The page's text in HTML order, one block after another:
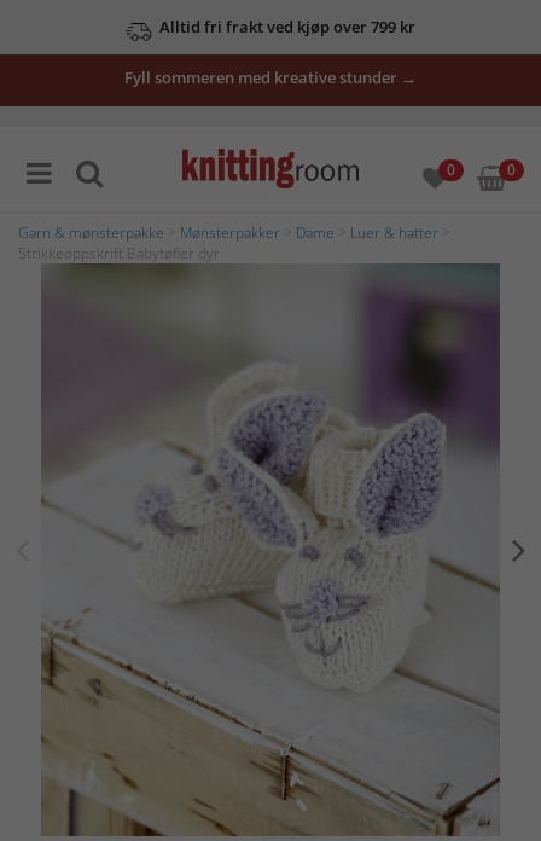
Alltid fri frakt ved kjøp over 799 kr
Fyll sommeren med kreative stunder →
0 0
Garn & mønsterpakke Mønsterpakker Dame Luer & hatter
Strikkeoppskrift Babytøfler dyr